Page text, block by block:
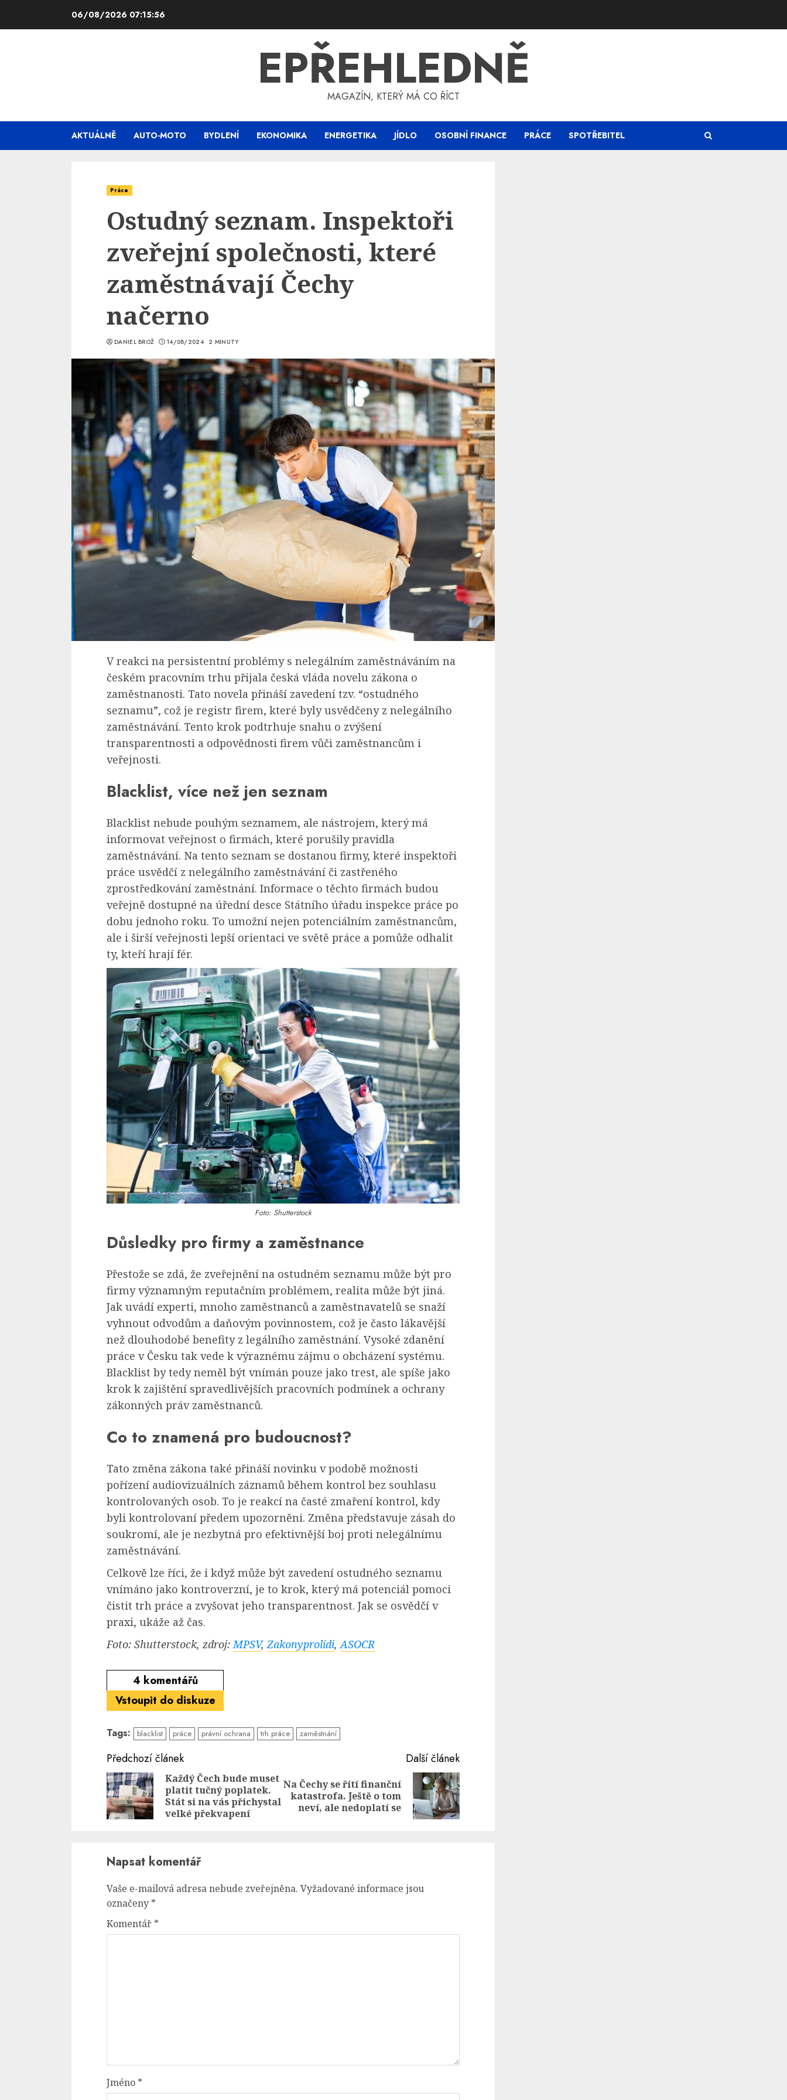
06/08/2026 07:15:57
EPŘEHLEDNĚ
MAGAZÍN, KTERÝ MÁ CO ŘÍCT
AKTUÁLNĚ AUTO-MOTO BYDLENÍ EKONOMIKA ENERGETIKA JÍDLO OSOBNÍ FINANCE PRÁCE SPOTŘEBITEL
Práce
Ostudný seznam. Inspektoři
zveřejní společnosti, které
zaměstnávají Čechy
načerno
DANIEL BROŽ 14/08/2024 2 MINUTY
V reakci na persistentní problémy s nelegálním zaměstnáváním na
českém pracovním trhu přijala česká vláda novelu zákona o
zaměstnanosti. Tato novela přináší zavedení tzv. “ostudného
seznamu”, což je registr firem, které byly usvědčeny z nelegálního
zaměstnávání. Tento krok podtrhuje snahu o zvýšení
transparentnosti a odpovědnosti firem vůči zaměstnancům i
veřejnosti.
Blacklist, více než jen seznam
Blacklist nebude pouhým seznamem, ale nástrojem, který má
informovat veřejnost o firmách, které porušily pravidla
zaměstnávání. Na tento seznam se dostanou firmy, které inspektoři
práce usvědčí z nelegálního zaměstnávání či zastřeného
zprostředkování zaměstnání. Informace o těchto firmách budou
veřejně dostupné na úřední desce Státního úřadu inspekce práce po
dobu jednoho roku. To umožní nejen potenciálním zaměstnancům,
ale i širší veřejnosti lepší orientaci ve světě práce a pomůže odhalit
ty, kteří hrají fér.
Foto: Shutterstock
Důsledky pro firmy a zaměstnance
Přestože se zdá, že zveřejnění na ostudném seznamu může být pro
firmy významným reputačním problémem, realita může být jiná.
Jak uvádí experti, mnoho zaměstnanců a zaměstnavatelů se snaží
vyhnout odvodům a daňovým povinnostem, což je často lákavější
než dlouhodobé benefity z legálního zaměstnání. Vysoké zdanění
práce v Česku tak vede k výraznému zájmu o obcházení systému.
Blacklist by tedy neměl být vnímán pouze jako trest, ale spíše jako
krok k zajištění spravedlivějších pracovních podmínek a ochrany
zákonných práv zaměstnanců.
Co to znamená pro budoucnost?
Tato změna zákona také přináší novinku v podobě možnosti
pořízení audiovizuálních záznamů během kontrol bez souhlasu
kontrolovaných osob. To je reakcí na časté zmaření kontrol, kdy
byli kontrolovaní předem upozorněni. Změna představuje zásah do
soukromí, ale je nezbytná pro efektivnější boj proti nelegálnímu
zaměstnávání.
Celkově lze říci, že i když může být zavedení ostudného seznamu
vnímáno jako kontroverzní, je to krok, který má potenciál pomoci
čistit trh práce a zvyšovat jeho transparentnost. Jak se osvědčí v
praxi, ukáže až čas.
Foto: Shutterstock, zdroj:MPSV,Zakonyprolidi,ASOCR
4 komentářů
Vstoupit do diskuze
Tags: blacklist práce právní ochrana trh práce zaměstnání
Continue
Reading
Předchozí článek
Previous
post:
Každý Čech bude muset
platit tučný poplatek.
Stát si na vás přichystal
velké překvapení
Další článek
Next
post:
Na Čechy se řítí finanční
katastrofa. Ještě o tom
neví, ale nedoplatí se
Napsat komentář
Vaše e-mailová adresa nebude zveřejněna. Vyžadované informace jsou
označeny *
Komentář *
Jméno *